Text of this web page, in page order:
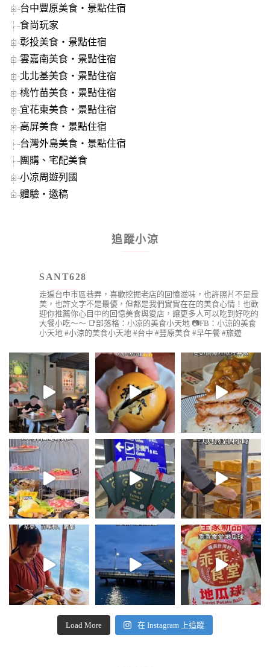
台中豐原美食‧景點住宿
食尚玩家
彰投美食‧景點住宿
雲嘉南美食‧景點住宿
北北基美食‧景點住宿
桃竹苗美食‧景點住宿
宜花東美食‧景點住宿
高屏美食‧景點住宿
台灣外島美食‧景點住宿
團購、宅配美食
小凉周遊列國
體驗‧邀稿
追蹤小涼
SANT628
走遍台中市區巷弄，喜歡挖掘老店的回憶滋味，也許照片不是最
美，也許文字不是最優，但都是我們實實在在的美食心情！也歡
迎你推薦你心目中的回憶美食與愛店，讓更多人可以吃到好吃的
大餐小吃～～ 📑部落格：小凉的美食小天地 📷FB：小涼的美食
小天地 #小涼的美食小天地 #台中 #豐原美食 #早午餐 #旅遊
Load More 在 Instagram 上追蹤